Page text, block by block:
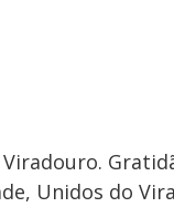
Viradouro.
Unidos do